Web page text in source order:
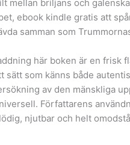
mellan briljans och
ebook kindle gratis att
samman som
här boken är en frisk
sätt som känns både
av den mänskliga
Författarens
njutbar och helt